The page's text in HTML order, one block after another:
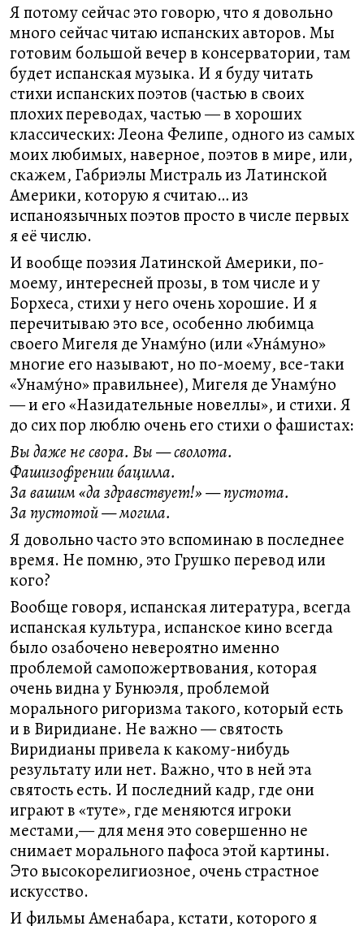
Я потому сейчас это говорю, что я довольно
много сейчас читаю испанских авторов. Мы
готовим большой вечер в консерватории, там
будет испанская музыка. И я буду читать
стихи испанских поэтов (частью в своих
плохих переводах, частью — в хороших
классических: Леона Фелипе, одного из самых
моих любимых, наверное, поэтов в мире, или,
скажем, Габриэлы Мистраль из Латинской
Америки, которую я считаю… из
испаноязычных поэтов просто в числе первых
я её числю.
И вообще поэзия Латинской Америки, по-
моему, интересней прозы, в том числе и у
Борхеса, стихи у него очень хорошие. И я
перечитываю это все, особенно любимца
своего Мигеля де Унаму́но (или «Уна́муно»
многие его называют, но по-моему, все-таки
«Унаму́но» правильнее), Мигеля де Унаму́но
— и его «Назидательные новеллы», и стихи. Я
до сих пор люблю очень его стихи о фашистах:
Вы даже не свора. Вы — сволота.
Фашизофрении бацилла.
За вашим «да здравствует!» — пустота.
За пустотой — могила.
Я довольно часто это вспоминаю в последнее
время. Не помню, это Грушко перевод или
кого?
Вообще говоря, испанская литература, всегда
испанская культура, испанское кино всегда
было озабочено невероятно именно
проблемой самопожертвования, которая
очень видна у Бунюэля, проблемой
морального ригоризма такого, который есть
и в Виридиане. Не важно — святость
Виридианы привела к какому-нибудь
результату или нет. Важно, что в ней эта
святость есть. И последний кадр, где они
играют в «туте», где меняются игроки
местами,— для меня это совершенно не
снимает морального пафоса этой картины.
Это высокорелигиозное, очень страстное
искусство.
И фильмы Аменабара, кстати, которого я